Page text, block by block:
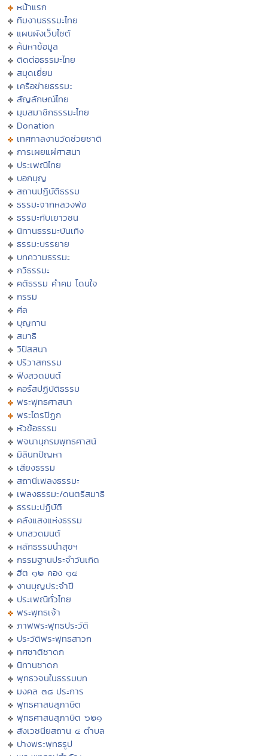
หน้าแรก
ทีมงานธรรมะไทย
แผนผังเว็บไซต์
ค้นหาข้อมูล
ติดต่อธรรมะไทย
สมุดเยี่ยม
เครือข่ายธรรมะ
สัญลักษณ์ไทย
มุมสมาชิกธรรมะไทย
Donation
เทศกาลงานวัดช่วยชาติ
การเผยแผ่ศาสนา
ประเพณีไทย
บอกบุญ
สถานปฏิบัติธรรม
ธรรมะจากหลวงพ่อ
ธรรมะกับเยาวชน
นิทานธรรมะบันเทิง
ธรรมะบรรยาย
บทความธรรมะ
กวีธรรมะ
คติธรรม คำคม โดนใจ
กรรม
ศีล
บุญทาน
สมาธิ
วิปัสสนา
ปริวาสกรรม
ฟังสวดมนต์
คอร์สปฏิบัติธรรม
พระพุทธศาสนา
พระไตรปิฏก
หัวข้อธรรม
พจนานุกรมพุทธศาสน์
มิลินทปัญหา
เสียงธรรม
สถานีเพลงธรรมะ
เพลงธรรมะ/ดนตรีสมาธิ
ธรรมะปฏิบัติ
คลังแสงแห่งธรรม
บทสวดมนต์
หลักธรรมนำสุขฯ
กรรมฐานประจำวันเกิด
ฮีต ๑๒ คอง ๑๔
งานบุญประจำปี
ประเพณีทั่วไทย
พระพุทธเจ้า
ภาพพระพุทธประวัติ
ประวัติพระพุทธสาวก
ทศชาติชาดก
นิทานชาดก
พุทธวจนในธรรมบท
มงคล ๓๘ ประการ
พุทธศาสนสุภาษิต
พุทธศาสนสุภาษิต ๖๒๑
สังเวชนียสถาน ๔ ตำบล
ปางพระพุทธรูป